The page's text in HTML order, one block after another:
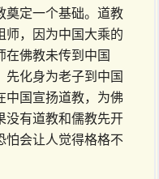
奠定一个基础。道教
师，因为中国大乘的
在佛教未传到中国
先化身为老子到中国
中国宣扬道教，为佛
没有道教和儒教先开
怕会让人觉得格格不